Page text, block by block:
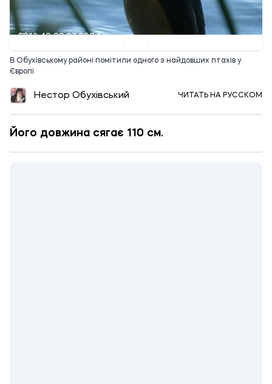
13:49 09.07.2024
В Обухівському районі помітили одного з найдовших птахів у
Європі
Нестор Обухівський ЧИТАТЬ НА РУССКОМ
Його довжина сягає 110 см.